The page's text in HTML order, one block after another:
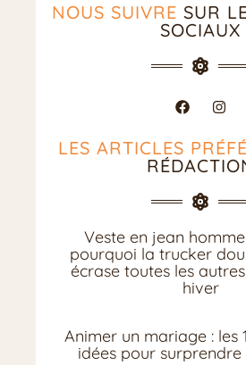
NOUS SUIVRE SUR
SOCIAUX
LES ARTICLES
Veste en jean
pourquoi la trucker
écrase toutes les
hiver
Animer un mariage : les
idées pour